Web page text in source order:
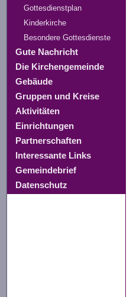
Gottesdienstplan
Kinderkirche
Besondere Gottesdienste
Gute Nachricht
Die Kirchengemeinde
Gebäude
Gruppen und Kreise
Aktivitäten
Einrichtungen
Partnerschaften
Interessante Links
Gemeindebrief
Datenschutz